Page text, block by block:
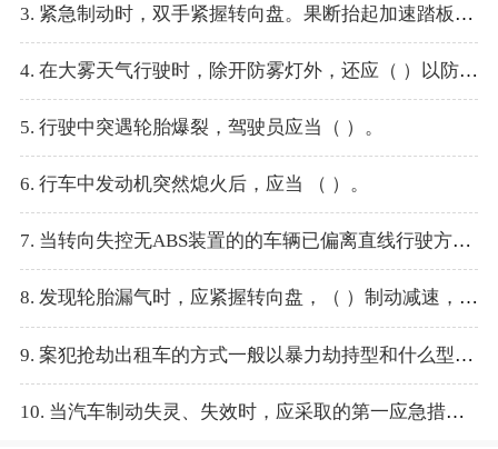
3. 紧急制动时，双手紧握转向盘。果断抬起加速踏板，迅速（ ）踏下制动踏板，并踏下离合器踏板立即停车。
4. 在大雾天气行驶时，除开防雾灯外，还应（ ）以防发生交通事故。
5. 行驶中突遇轮胎爆裂，驾驶员应当（ ）。
6. 行车中发动机突然熄火后，应当 （ ）。
7. 当转向失控无ABS装置的的车辆已偏离直线行驶方向，事故已经无法避免时，应果断地（ ），使车辆尽快减速停车。
8. 发现轮胎漏气时，应紧握转向盘，（ ）制动减速，将车辆尽快驶离行车道，停放到路边安全地点。
9. 案犯抢劫出租车的方式一般以暴力劫持型和什么型为主？
10. 当汽车制动失灵、失效时，应采取的第一应急措施是（ ）。